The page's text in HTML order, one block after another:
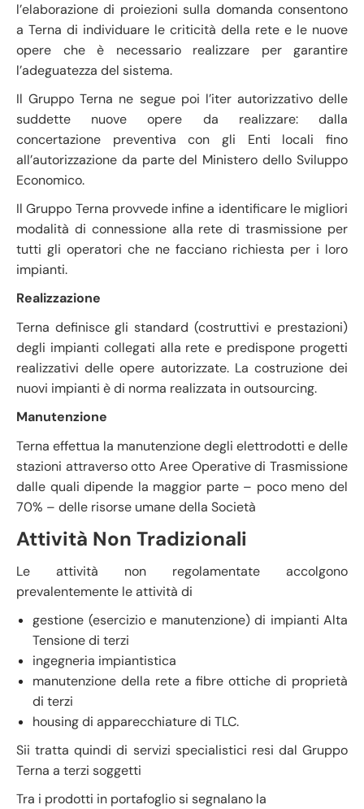
l’elaborazione di proiezioni sulla domanda consentono
a Terna di individuare le criticità della rete e le nuove
opere che è necessario realizzare per garantire
l’adeguatezza del sistema.
Il Gruppo Terna ne segue poi l’iter autorizzativo delle
suddette nuove opere da realizzare: dalla
concertazione preventiva con gli Enti locali fino
all’autorizzazione da parte del Ministero dello Sviluppo
Economico.
Il Gruppo Terna provvede infine a identificare le migliori
modalità di connessione alla rete di trasmissione per
tutti gli operatori che ne facciano richiesta per i loro
impianti.
Realizzazione
Terna definisce gli standard (costruttivi e prestazioni)
degli impianti collegati alla rete e predispone progetti
realizzativi delle opere autorizzate. La costruzione dei
nuovi impianti è di norma realizzata in outsourcing.
Manutenzione
Terna effettua la manutenzione degli elettrodotti e delle
stazioni attraverso otto Aree Operative di Trasmissione
dalle quali dipende la maggior parte – poco meno del
70% – delle risorse umane della Società
Attività Non Tradizionali
Le attività non regolamentate accolgono
prevalentemente le attività di
gestione (esercizio e manutenzione) di impianti Alta
Tensione di terzi
ingegneria impiantistica
manutenzione della rete a fibre ottiche di proprietà
di terzi
housing di apparecchiature di TLC.
Sii tratta quindi di servizi specialistici resi dal Gruppo
Terna a terzi soggetti
Tra i prodotti in portafoglio si segnalano la